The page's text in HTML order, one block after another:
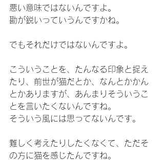
悪い意味ではないんですよ。
勘が鋭いっていうんですかね。
でもそれだけではないんですよ。
こういうことを、たんなる印象と捉え
たり、前世が猫だとか、なんとかかん
とかありますが、あんまりそういうこ
とを言いたくないんですね。
そういう風には思ってないんです。
難しく考えたりしたくなくて、ただそ
の方に猫を感じたんですね。